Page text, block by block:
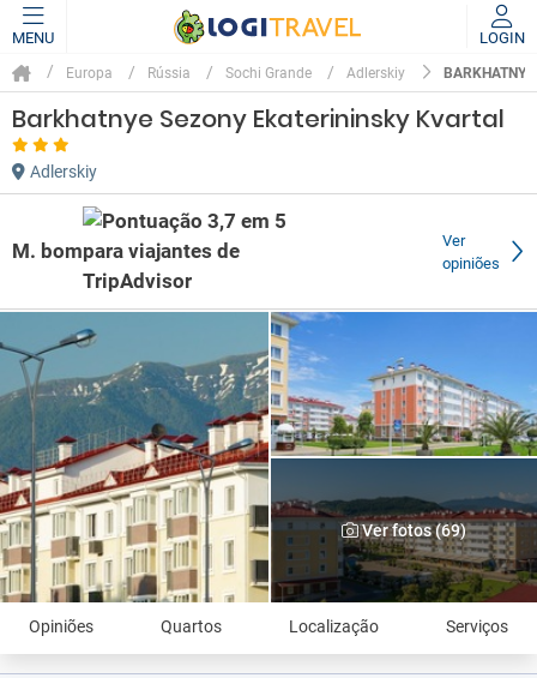
MENU LOGIN
Europa Rússia Sochi Grande Adlerskiy
Barkhatnye Sezony Ekaterininsky Kvartal
Adlerskiy
M. bom
Ver
opiniões
Ver fotos (69)
Opiniões Quartos Localização Serviços